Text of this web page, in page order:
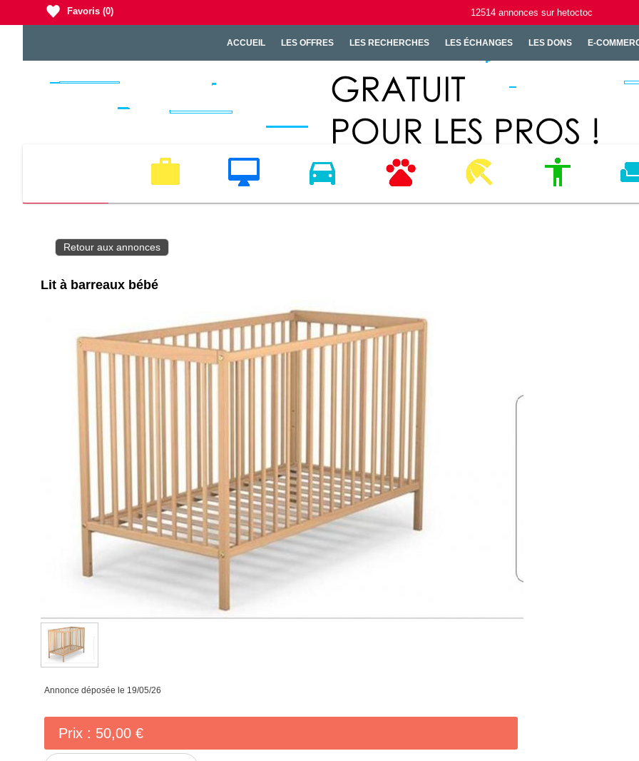
12514 annonces sur hetoctoc
Favoris (0)
ACCUEIL LES OFFRES LES RECHERCHES LES ÉCHANGES LES DONS E-
EMPLOI MULTIMEDIA VEHICULES ANIMAUX LOISIRS MODE
Retour aux annonces
Lit à barreaux bébé
Annonce déposée le 19/05/26
Prix : 50,00 €